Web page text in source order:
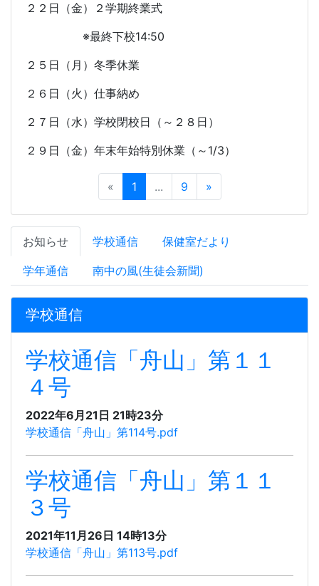
２２日（金）２学期終業式
※最終下校14:50
２５日（月）冬季休業
２６日（火）仕事納め
２７日（水）学校閉校日（～２８日）
２９日（金）年末年始特別休業（～ 1/3）
« 1 ... 9 »
お知らせ 学校通信 保健室だより
学年通信 南中の風(生徒会新聞)
学校通信
学校通信「舟山」第１１
４号
2022年6月21日 21時23分
学校通信「舟山」第114号.pdf
学校通信「舟山」第１１
３号
2021年11月26日 14時13分
学校通信「舟山」第113号.pdf